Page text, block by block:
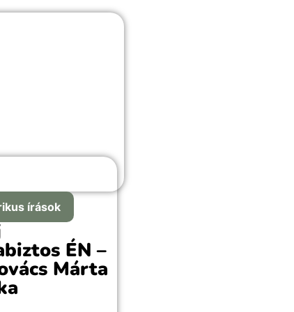
írások
ÉN –
Márta